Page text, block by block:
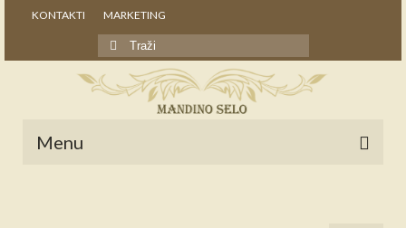
KONTAKTI MARKETING
Search
for:
Menu